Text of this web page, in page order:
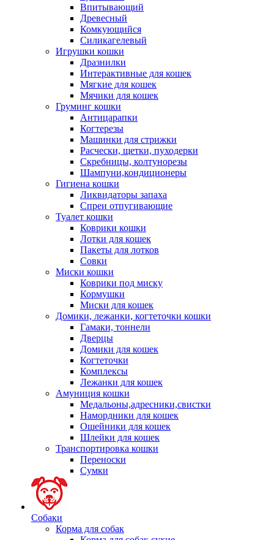
Впитывающий
Древесный
Комкующийся
Силикагелевый
Игрушки кошки
Дразнилки
Интерактивные для кошек
Мягкие для кошек
Мячики для кошек
Груминг кошки
Антицарапки
Когтерезы
Машинки для стрижки
Расчески, щетки, пуходерки
Скребницы, колтунорезы
Шампуни,кондиционеры
Гигиена кошки
Ликвидаторы запаха
Спреи отпугивающие
Туалет кошки
Коврики кошки
Лотки для кошек
Пакеты для лотков
Совки
Миски кошки
Коврики под миску
Кормушки
Миски для кошек
Домики, лежанки, когтеточки кошки
Гамаки, тоннели
Дверцы
Домики для кошек
Когтеточки
Комплексы
Лежанки для кошек
Амуниция кошки
Медальоны,адресники,свистки
Намордники для кошек
Ошейники для кошек
Шлейки для кошек
Транспортировка кошки
Переноски
Сумки
Собаки
Корма для собак